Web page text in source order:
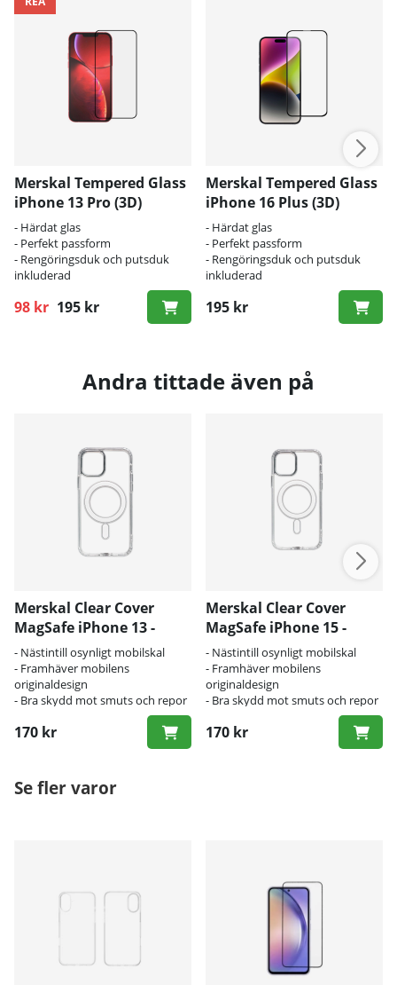
Merskal Tempered Glass
iPhone 13 Pro (3D)
- Härdat glas
- Perfekt passform
- Rengöringsduk och putsduk
inkluderad
98 kr 195 kr
Ordinarie pris:
Merskal Tempered Glass
iPhone 16 Plus (3D)
- Härdat glas
- Perfekt passform
- Rengöringsduk och putsduk
inkluderad
195 kr
Andra tittade även på
Merskal Clear Cover
MagSafe iPhone 13 -
BULK
- Nästintill osynligt mobilskal
- Framhäver mobilens
originaldesign
- Bra skydd mot smuts och repor
170 kr
Merskal Clear Cover
MagSafe iPhone 15 -
BULK
- Nästintill osynligt mobilskal
- Framhäver mobilens
originaldesign
- Bra skydd mot smuts och repor
170 kr
Se fler varor